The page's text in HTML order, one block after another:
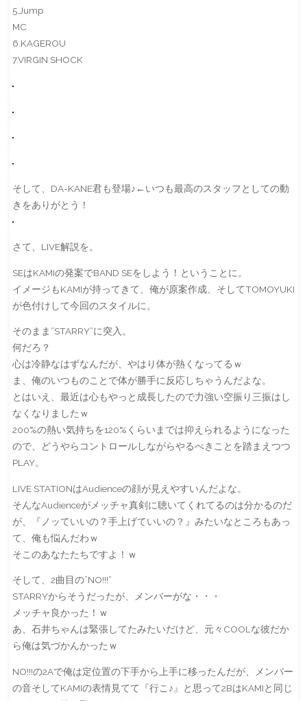
5.Jump
MC
6.KAGEROU
7.VIRGIN SHOCK
そして、DA-KANE君も登場♪←いつも最高のスタッフとしての動
きをありがとう！
さて、LIVE解説を。
SEはKAMIの発案でBAND SEをしよう！ということに。
イメージもKAMIが持ってきて、俺が原案作成、そしてTOMOYUKI
が色付けして今回のスタイルに。
そのまま”STARRY”に突入。
何だろ？
心は冷静なはずなんだが、やはり体が熱くなってるｗ
ま、俺のいつものことで体が勝手に反応しちゃうんだよな。
とはいえ、最近は心もやっと成長したので力強い空振り三振はし
なくなりましたｗ
200%の熱い気持ちを120%くらいまでは抑えられるようになった
ので、どうやらコントロールしながらやるべきことを踏まえつつ
PLAY。
LIVE STATIONはAudienceの顔が見えやすいんだよな。
そんなAudienceがメッチャ真剣に聴いてくれてるのは分かるのだ
が、『ノッていいの？手上げていいの？』みたいなところもあっ
て、俺も悩んだわｗ
そこのあなたたちですよ！ｗ
そして、2曲目の”NO!!!”
STARRYからそうだったが、メンバーがな・・・
メッチャ良かった！ｗ
あ、石井ちゃんは緊張してたみたいだけど、元々COOLな彼だか
ら俺は気づかんかったｗ
NO!!!の2Aで俺は定位置の下手から上手に移ったんだが、メンバー
の音そしてKAMIの表情見てて『行こ♪』と思って2BはKAMIと同じ